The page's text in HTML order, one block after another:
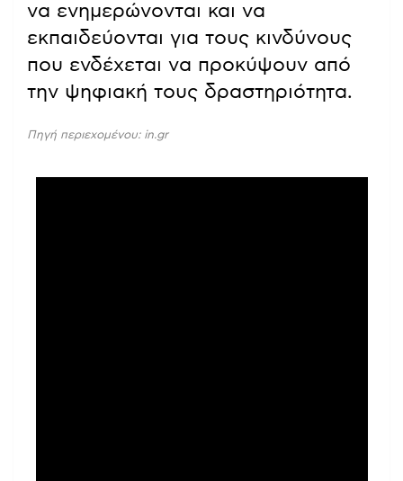
να ενημερώνονται και να
εκπαιδεύονται για τους κινδύνους
που ενδέχεται να προκύψουν από
την ψηφιακή τους δραστηριότητα.
Πηγή περιεχομένου: in.gr